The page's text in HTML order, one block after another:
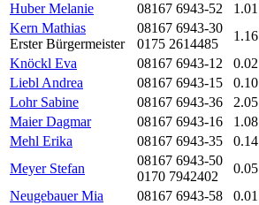
Huber Melanie
08167 6943-52 1.01
Kern Mathias
Erster Bürgermeister
08167 6943-30
0175 2614485
1.16
Knöckl Eva
08167 6943-12 0.02
Liebl Andrea
08167 6943-15 0.10
Lohr Sabine
08167 6943-36 2.05
Maier Dagmar
08167 6943-16 1.08
Mehl Erika
08167 6943-35 0.14
Meyer Stefan
08167 6943-50
0170 7942402
0.05
Neugebauer Mia
08167 6943-58 0.01